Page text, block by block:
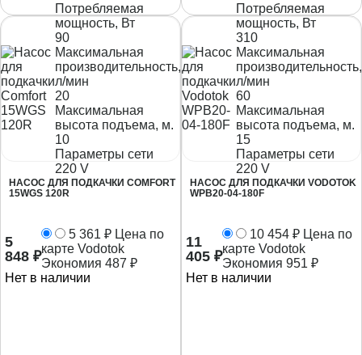
Потребляемая
мощность, Вт
90
Максимальная
производительность,
л/мин
20
Максимальная
высота подъема, м.
10
Параметры сети
220 V
НАСОС ДЛЯ ПОДКАЧКИ COMFORT
15WGS 120R
5
848 ₽
5 361 ₽ Цена по
карте Vodotok
Экономия 487 ₽
Нет в наличии
Потребляемая
мощность, Вт
310
Максимальная
производительность,
л/мин
60
Максимальная
высота подъема, м.
15
Параметры сети
220 V
НАСОС ДЛЯ ПОДКАЧКИ VODOTOK
WPB20-04-180F
11
405 ₽
10 454 ₽ Цена по
карте Vodotok
Экономия 951 ₽
Нет в наличии